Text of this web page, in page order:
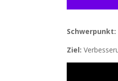
Schwerpunkt:
Ziel: